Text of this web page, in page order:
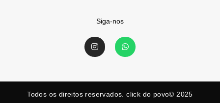
Siga-nos
Todos os direitos reservados. click do povo© 2025